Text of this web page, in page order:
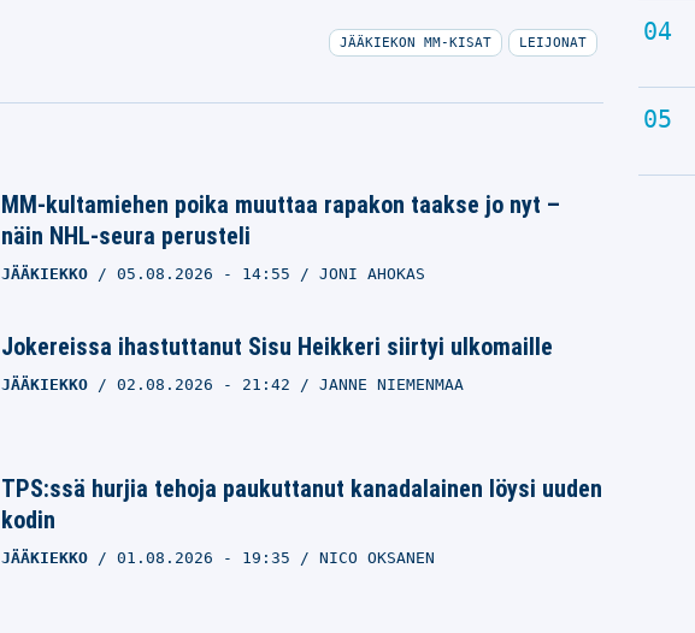
JÄÄKIEKON MM-KISAT LEIJONAT
MM-kultamiehen poika muuttaa rapakon taakse jo nyt –
näin NHL-seura perusteli
JÄÄKIEKKO 05.08.2026 - 14:55 JONI AHOKAS
Jokereissa ihastuttanut Sisu Heikkeri siirtyi ulkomaille
JÄÄKIEKKO 02.08.2026 - 21:42 JANNE NIEMENMAA
TPS:ssä hurjia tehoja paukuttanut kanadalainen löysi uuden
kodin
JÄÄKIEKKO 01.08.2026 - 19:35 NICO OKSANEN